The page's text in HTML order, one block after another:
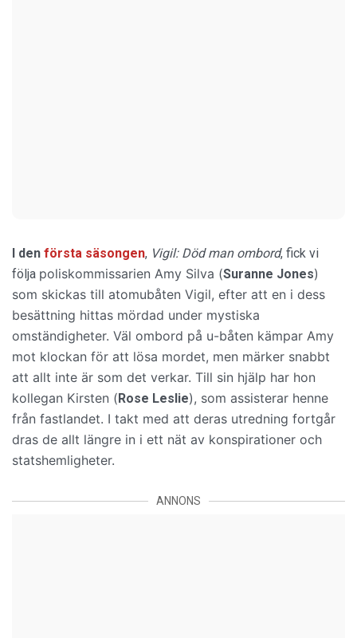
I den första säsongen, Vigil: Död man ombord, fick vi
följa poliskommissarien Amy Silva (Suranne Jones)
som skickas till atomubåten Vigil, efter att en i dess
besättning hittas mördad under mystiska
omständigheter. Väl ombord på u-båten kämpar Amy
mot klockan för att lösa mordet, men märker snabbt
att allt inte är som det verkar. Till sin hjälp har hon
kollegan Kirsten (Rose Leslie), som assisterar henne
från fastlandet. I takt med att deras utredning fortgår
dras de allt längre in i ett nät av konspirationer och
statshemligheter.
ANNONS